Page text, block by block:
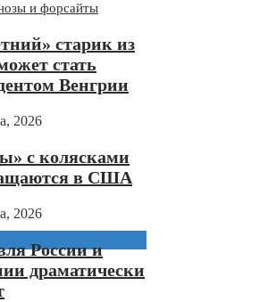
и форсайты
старик из
стать
Венгрии
2026
с колясками
в США
2026
России и
драматически